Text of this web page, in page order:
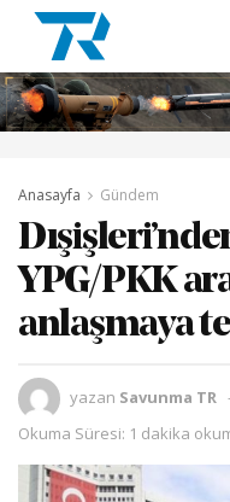
Anasayfa Gündem
YPG/PKK
anlaşmaya
yazan Savunma TR
Okuma Süresi: 1 dakika